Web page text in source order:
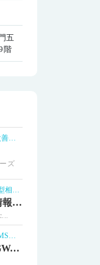
五
階
保育手続きのDX化・業務改善に貢献！
ズ
妊婦・子育て家庭への伴走型相談支援に活用
LINEで子育て支援情報を効果的に配信
1通～8円のLGWAN対応SMS送信
CuenoteSMS for LGWAN